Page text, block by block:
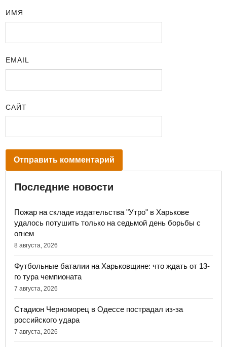
ИМЯ
EMAIL
САЙТ
Последние новости
Пожар на складе издательства "Утро" в Харькове
удалось потушить только на седьмой день борьбы с
огнем
8 августа, 2026
Футбольные баталии на Харьковщине: что ждать от 13-
го тура чемпионата
7 августа, 2026
Стадион Черноморец в Одессе пострадал из-за
российского удара
7 августа, 2026